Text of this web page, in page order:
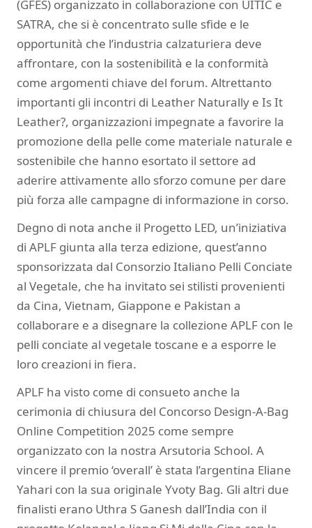
(GFES) organizzato in collaborazione con UITIC e
SATRA, che si è concentrato sulle sfide e le
opportunità che l’industria calzaturiera deve
affrontare, con la sostenibilità e la conformità
come argomenti chiave del forum. Altrettanto
importanti gli incontri di Leather Naturally e Is It
Leather?, organizzazioni impegnate a favorire la
promozione della pelle come materiale naturale e
sostenibile che hanno esortato il settore ad
aderire attivamente allo sforzo comune per dare
più forza alle campagne di informazione in corso.
Degno di nota anche il Progetto LED, un’iniziativa
di APLF giunta alla terza edizione, quest’anno
sponsorizzata dal Consorzio Italiano Pelli Conciate
al Vegetale, che ha invitato sei stilisti provenienti
da Cina, Vietnam, Giappone e Pakistan a
collaborare e a disegnare la collezione APLF con le
pelli conciate al vegetale toscane e a esporre le
loro creazioni in fiera.
APLF ha visto come di consueto anche la
cerimonia di chiusura del Concorso Design-A-Bag
Online Competition 2025 come sempre
organizzato con la nostra Arsutoria School. A
vincere il premio ‘overall’ è stata l’argentina Eliane
Yahari con la sua originale Yvoty Bag. Gli altri due
finalisti erano Uthra S Ganesh dall’India con il